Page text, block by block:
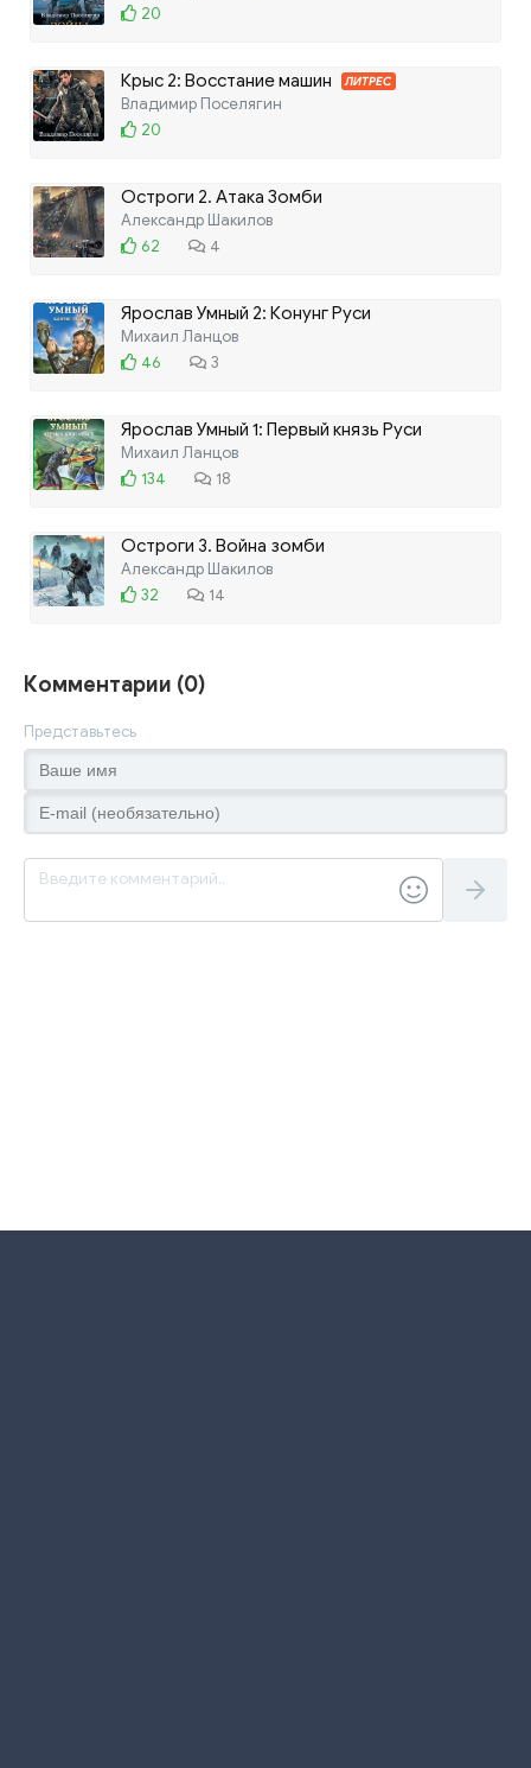
20
Крыс 2: Восстание машин ЛИТРЕС
Владимир Поселягин
20
Остроги 2. Атака Зомби
Александр Шакилов
62
4
Ярослав Умный 2: Конунг Руси
Михаил Ланцов
46
3
Ярослав Умный 1: Первый князь Руси
Михаил Ланцов
134
18
Остроги 3. Война зомби
Александр Шакилов
32
14
Комментарии (0)
Представьтесь